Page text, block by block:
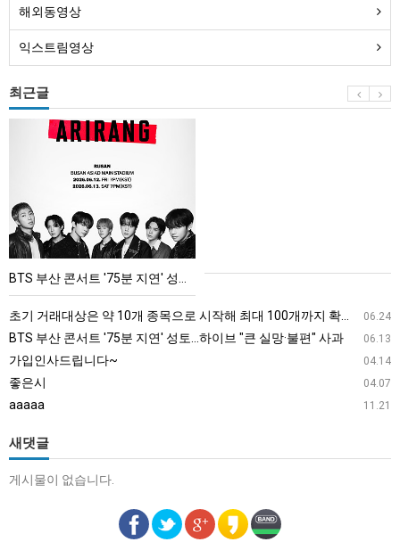
해외동영상
익스트림영상
최근글
서
트
'75
분
브
"큰
실
BTS 부산 콘서트 '75분 지연' 성토…하이브 "큰 실망·불편" 사과
06.24
초기 거래대상은 약 10개 종목으로 시작해 최대 100개까지 확대할 방침이다. 구체적인 거래 대상 ETF는 아직 확정되지 않았지만, 시장 대표성이나 거래량을 고려해 선정할 계획이다.
06.13
BTS 부산 콘서트 '75분 지연' 성토…하이브 "큰 실망·불편" 사과
04.14
가입인사드립니다~
04.07
좋은시
11.21
aaaaa
새댓글
게시물이 없습니다.